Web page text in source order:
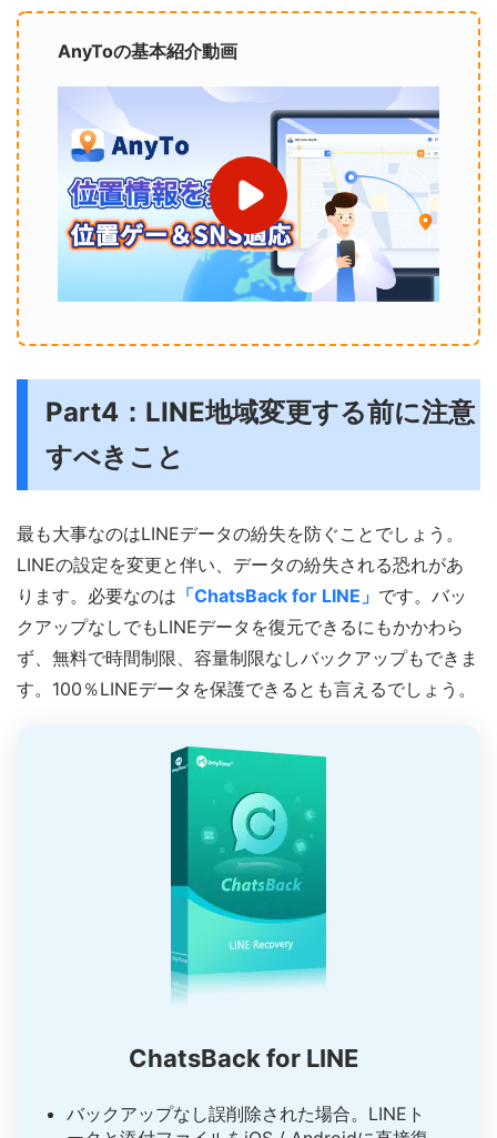
AnyToの基本紹介動画
Part4：LINE地域変更する前に注意
すべきこと
最も大事なのはLINEデータの紛失を防ぐことでしょう。
LINEの設定を変更と伴い、データの紛失される恐れがあ
ります。必要なのは 「ChatsBack for LINE」 です。バッ
クアップなしでもLINEデータを復元できるにもかかわら
ず、無料で時間制限、容量制限なしバックアップもできま
す。100％LINEデータを保護できるとも言えるでしょう。
ChatsBack for LINE
バックアップなし誤削除された場合。LINEト